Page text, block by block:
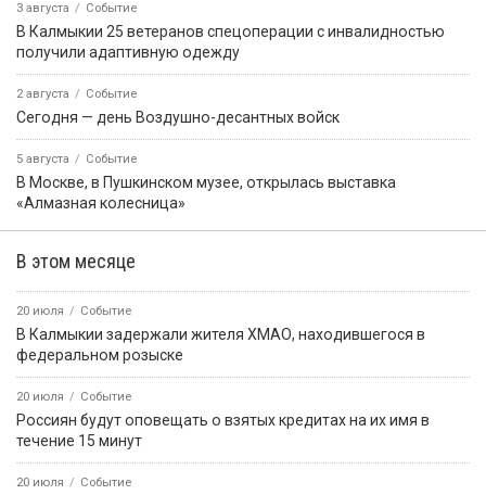
3 августа Событие
В Калмыкии 25 ветеранов спецоперации с инвалидностью
получили адаптивную одежду
2 августа Событие
Сегодня — день Воздушно-десантных войск
5 августа Событие
В Москве, в Пушкинском музее, открылась выставка
«Алмазная колесница»
В этом месяце
20 июля Событие
В Калмыкии задержали жителя ХМАО, находившегося в
федеральном розыске
20 июля Событие
Россиян будут оповещать о взятых кредитах на их имя в
течение 15 минут
20 июля Событие